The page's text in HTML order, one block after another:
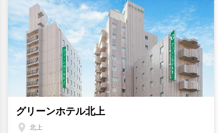
グリーンホテル北上
北上